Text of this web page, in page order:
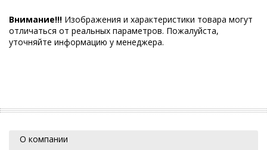
Внимание!!! Изображения и характеристики товара могут
отличаться от реальных параметров. Пожалуйста,
уточняйте информацию у менеджера.
О компании